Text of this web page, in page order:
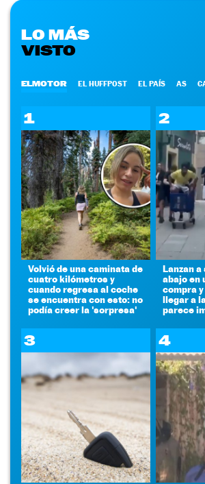
LO MÁS
VISTO
ELMOTOR EL HUFFPOST EL PAÍS AS
1
Volvió de una caminata de
cuatro kilómetros y
cuando regresa al coche
se encuentra con esto: no
podía creer la 'sorpresa'
2
Lanzan
abajo en
compra
llegar a
parece
3 4